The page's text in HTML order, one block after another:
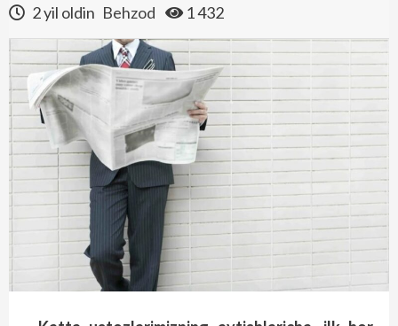
2 yil oldin Behzod 1 432